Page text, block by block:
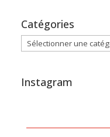
Catégories
Catégories
Instagram